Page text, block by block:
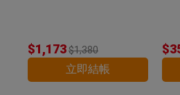
$1,173$1,380
立即結帳